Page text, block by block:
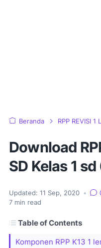
Beranda RPP REVISI 1
Download
SD Kelas 1
Updated: 11 Sep, 2020 •
7 min read
Table of Contents
Komponen RPP K13 1